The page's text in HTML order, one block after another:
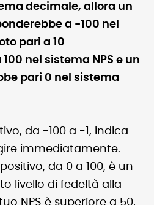
decimale, allora un
a -100 nel
pari a 10
nel sistema NPS e un
pari 0 nel sistema
da -100 a -1, indica
immediatamente.
da 0 a 100, è un
livello di fedeltà alla
NPS è superiore a 50,